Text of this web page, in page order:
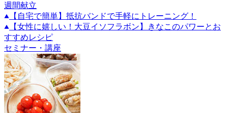
週間献立
【自宅で簡単】抵抗バンドで手軽にトレーニング！
【女性に嬉しい！大豆イソフラボン】きなこのパワーとお
すすめレシピ
セミナー・講座